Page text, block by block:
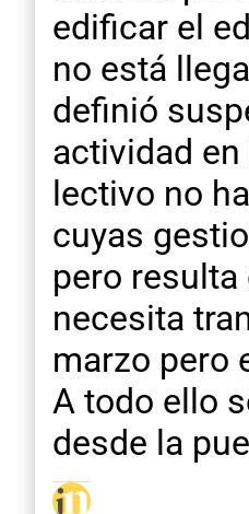
edificar el
no está
definió
actividad
lectivo no
cuyas
pero
necesita
marzo pero
A todo ello
desde la